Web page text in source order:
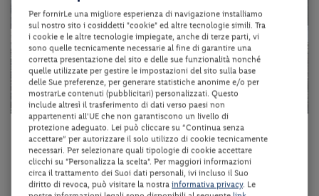
Trentino-Alto Adige - Nova Ponente (BZ)
HOTEL LEONHARD
mezza pensione
Per fornirLe una migliore esperienza di navigazione installiamo
sul nostro sito i cosiddetti "cookie" ed altre tecnologie simili. Tra
i cookie e le altre tecnologie impiegate, anche di terze parti, vi
sono quelle tecnicamente necessarie al fine di garantire una
corretta presentazione del sito e delle sue funzionalità nonché
quelle utilizzate per gestire le impostazioni del sito sulla base
delle Sue preferenze, per generare statistiche anonime e/o per
mostrarLe contenuti (pubblicitari) personalizzati. Questo
include altresì il trasferimento di dati verso paesi non
appartenenti all'UE che non garantiscono un livello di
protezione adeguato. Lei può cliccare su “Continua senza
accettare” per autorizzare il solo utilizzo di cookie tecnicamente
necessari. Per selezionare quali tipologie di cookie accettare
clicchi su "Personalizza la scelta". Per maggiori informazioni
circa il trattamento dei Suoi dati personali, ivi incluso il Suo
diritto di revoca, può visitare la nostra informativa privacy. Le